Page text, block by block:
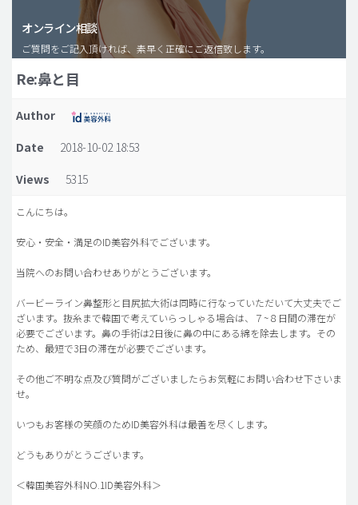
脂肪注入(アンチエイジング)
豊胸手術・バストアップ
プチ整形
idリアルストーリー
idニュース
病院紹介
安全整形
料金一覧
オンライン相談
ご質問をご記入頂ければ、素早く正確にご返信致します。
Re:鼻と目
Author
Date
2018-10-02 18:53
Views
5315
こんにちは。
安心・安全・満足のID美容外科でございます。
当院へのお問い合わせありがとうございます。
バービーライン鼻整形と目尻拡大術は同時に行なっていただいて大丈夫でご
ざいます。抜糸まで韓国で考えていらっしゃる場合は、７~８日間の滞在が
必要でございます。鼻の手術は2日後に鼻の中にある綿を除去します。その
ため、最短で3日の滞在が必要でございます。
その他ご不明な点及び質問がございましたらお気軽にお問い合わせ下さいま
せ。
いつもお客様の笑顔のためID美容外科は最善を尽くします。
どうもありがとうございます。
＜韓国美容外科NO.1ID美容外科＞